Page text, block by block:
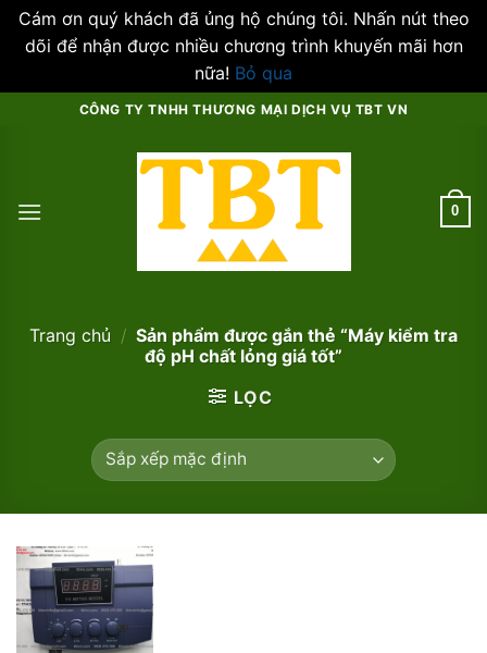
Cám ơn quý khách đã ủng hộ chúng tôi. Nhấn nút theo
dõi để nhận được nhiều chương trình khuyến mãi hơn
nữa! Bỏ qua
CÔNG TY TNHH THƯƠNG MẠI DỊCH VỤ TBT VN
0
Trang chủ / Sản phẩm được gắn thẻ “Máy kiểm tra
độ pH chất lỏng giá tốt”
LỌC